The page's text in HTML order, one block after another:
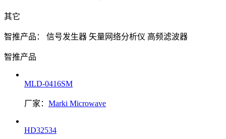
其它
智推产品： 信号发生器 矢量网络分析仪 高频滤波器
智推产品
MLD-0416SM
厂家： Marki Microwave
HD32534